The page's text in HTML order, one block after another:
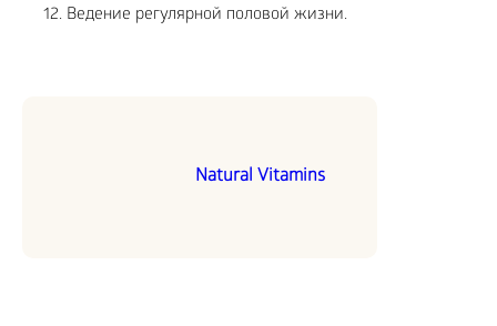
Ведение регулярной половой жизни.
Natural Vitamins